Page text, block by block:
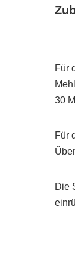
Für
30
Für
Die